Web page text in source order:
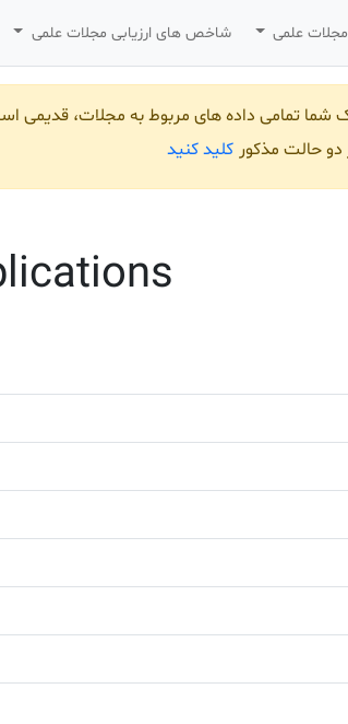
علمی شاخص های ارزیابی مجلات علمی
شما تمامی داده های مربوط به مجلات، قدیمی
حالت مذکور کلید کنید